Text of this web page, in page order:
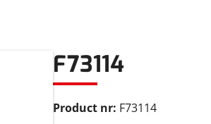
F73114
Product nr: F73114